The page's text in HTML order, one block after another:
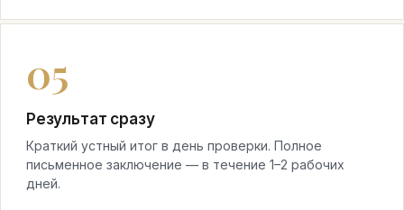
Результат сразу
Краткий устный итог в день проверки. Полное
письменное заключение — в течение 1–2 рабочих
дней.